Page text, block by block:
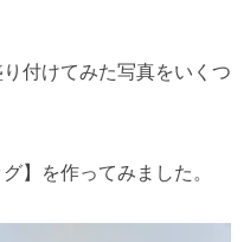
付けてみた写真をいくつ
】を作ってみました。